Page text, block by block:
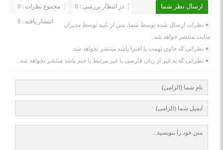
ارسال نظر شما مجموع نظرات : 0 در انتظار بررسی : 0
انتشار یافته : 0
نظرات ارسال شده توسط شما، پس از تایید توسط مدیران
سایت منتشر خواهد شد.
نظراتی که حاوی تهمت یا افترا باشد منتشر نخواهد شد.
نظراتی که به غیر از زبان فارسی یا غیر مرتبط با خبر باشد منتشر نخواهد شد.